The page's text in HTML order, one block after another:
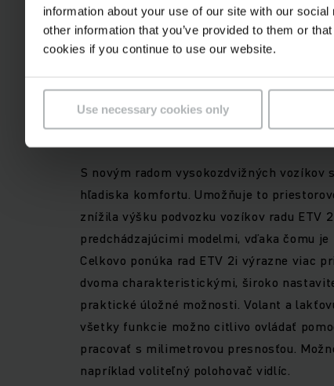
information about your use of our site with our
other information that you’ve provided to them or
cookies if you continue to use our website.
Use necessary cookies only
To znamená, že nové vozíky možno
2 775 mm. Model ETV 214i s 230 Ah
ktorý je ešte o 100 mm kratší. Vďaka
S novým radom vysokozdvižných vozíkov
hľadiska komfortu. Umožňuje to
znížila výšku podvozku vozíkov radu ETV
predchádzajúcimi modelmi, vďaka čomu
Celkovo ponúka rad ETV 2i výrazne viac
dvoma charakteristickými, široko
praktické úložné možnosti. Volant a
všetky funkcie možno citlivo ovládať
pracovať s milimetrovou presnosťou.
napríklad voliteľný polohovač vidlíc.